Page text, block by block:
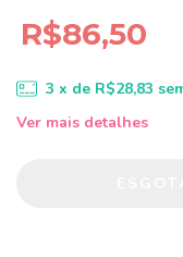
R$86,50
3 x de R$28,83
Ver mais detalhes